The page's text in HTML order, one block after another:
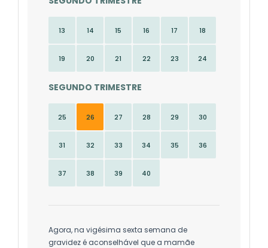
13 14 15 16 17 18
19 20 21 22 23 24
SEGUNDO TRIMESTRE
25 26 27 28 29 30
31 32 33 34 35 36
37 38 39 40
Agora, na vigésima sexta semana de
gravidez é aconselhável que a mamãe